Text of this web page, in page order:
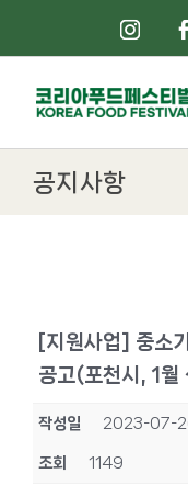
인스
공지사항
[지원사업] 중소
공고(포천시, 1
작성일 2023-07-
조회 1149